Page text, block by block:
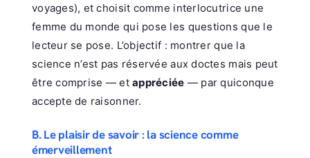
voyages), et choisit comme interlocutrice une
femme du monde qui pose les questions que le
lecteur se pose. L’objectif : montrer que la
science n’est pas réservée aux doctes mais peut
être comprise — etappréciée — par quiconque
accepte de raisonner.
B. Le plaisir de savoir : la science comme
émerveillement